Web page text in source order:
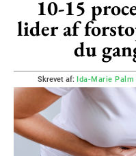
10-15
lider af
du
Skrevet af: Ida-Marie